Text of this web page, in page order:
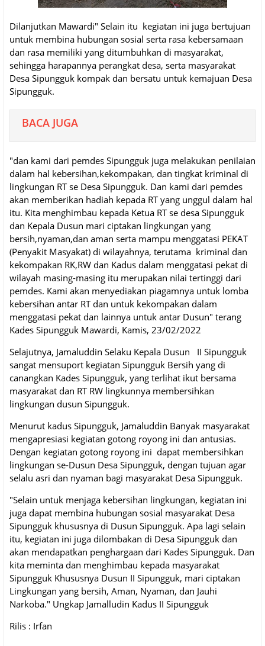
Dilanjutkan Mawardi" Selain itu kegiatan ini juga bertujuan
untuk membina hubungan sosial serta rasa kebersamaan
dan rasa memiliki yang ditumbuhkan di masyarakat,
sehingga harapannya perangkat desa, serta masyarakat
Desa Sipungguk kompak dan bersatu untuk kemajuan Desa
Sipungguk.
BACA JUGA
"dan kami dari pemdes Sipungguk juga melakukan penilaian
dalam hal kebersihan,kekompakan, dan tingkat kriminal di
lingkungan RT se Desa Sipungguk. Dan kami dari pemdes
akan memberikan hadiah kepada RT yang unggul dalam hal
itu. Kita menghimbau kepada Ketua RT se desa Sipungguk
dan Kepala Dusun mari ciptakan lingkungan yang
bersih,nyaman,dan aman serta mampu menggatasi PEKAT
(Penyakit Masyakat) di wilayahnya, terutama kriminal dan
kekompakan RK,RW dan Kadus dalam menggatasi pekat di
wilayah masing-masing itu merupakan nilai tertinggi dari
pemdes. Kami akan menyediakan piagamnya untuk lomba
kebersihan antar RT dan untuk kekompakan dalam
menggatasi pekat dan lainnya untuk antar Dusun" terang
Kades Sipungguk Mawardi, Kamis, 23/02/2022
Selajutnya, Jamaluddin Selaku Kepala Dusun II Sipungguk
sangat mensuport kegiatan Sipungguk Bersih yang di
canangkan Kades Sipungguk, yang terlihat ikut bersama
masyarakat dan RT RW lingkunnya membersihkan
lingkungan dusun Sipungguk.
Menurut kadus Sipungguk, Jamaluddin Banyak masyarakat
mengapresiasi kegiatan gotong royong ini dan antusias.
Dengan kegiatan gotong royong ini dapat membersihkan
lingkungan se-Dusun Desa Sipungguk, dengan tujuan agar
selalu asri dan nyaman bagi masyarakat Desa Sipungguk.
"Selain untuk menjaga kebersihan lingkungan, kegiatan ini
juga dapat membina hubungan sosial masyarakat Desa
Sipungguk khususnya di Dusun Sipungguk. Apa lagi selain
itu, kegiatan ini juga dilombakan di Desa Sipungguk dan
akan mendapatkan penghargaan dari Kades Sipungguk. Dan
kita meminta dan menghimbau kepada masyarakat
Sipungguk Khususnya Dusun II Sipungguk, mari ciptakan
Lingkungan yang bersih, Aman, Nyaman, dan Jauhi
Narkoba." Ungkap Jamalludin Kadus II Sipungguk
Rilis : Irfan